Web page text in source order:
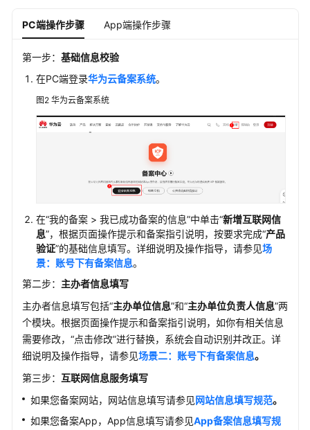
案
政
法
档
用
参
考
产
术
语
PC端操作步骤 App端操作步骤
第一步： 基础信息校验
在PC端登录华为云备案系统。
图2 华为云备案系统
在“我的备案 > 我已成功备案的信息”中单击“新增互联网信
息”，根据页面操作提示和备案指引说明，按要求完成“产品
验证”的基础信息填写。详细说明及操作指导，请参见场
景：账号下有备案信息。
第二步： 主办者信息填写
主办者信息填写包括“主办单位信息”和“主办单位负责人信息”两
个模块。根据页面操作提示和备案指引说明，如你有相关信息
需要修改，“点击修改”进行替换，系统会自动识别并改正。详
细说明及操作指导，请参见场景二：账号下有备案信息。
第三步： 互联网信息服务填写
如果您备案网站，网站信息填写请参见网站信息填写规范。
如果您备案App，App信息填写请参见App备案信息填写规